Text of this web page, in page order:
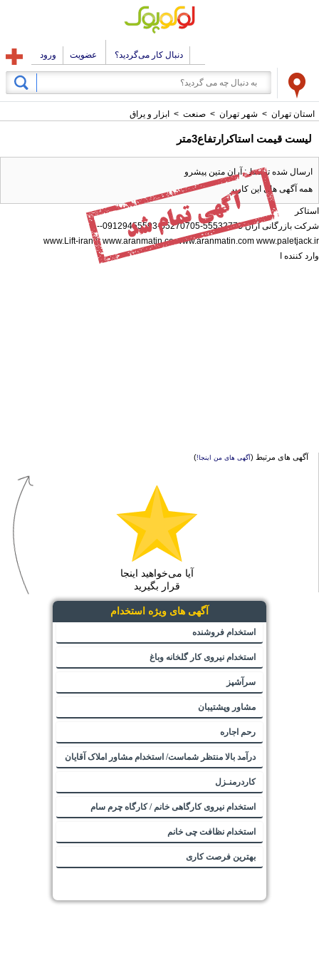
دنبال کار می‌گردید؟ عضویت ورود
استان تهران > شهر تهران > صنعت > ابزار و یراق
لیست قیمت استاکرارتفاع3متر
ارسال شده توسط : آران متین پیشرو
همه آگهی های این کاربر
استاکر
شرکت بازرگانی آران 55532773-55270705-09129455593--
www.Lift-iran.ir www.aranmatin.co www.aranmatin.com www.paletjack.ir
وارد کننده ا
آگهی های مرتبط (آگهی های من اینجا!)
آیا می‌خواهید اینجا
قرار بگیرید
آگهی های ویژه استخدام
استخدام فروشنده
استخدام نیروی کار گلخانه وباغ
سرآشپز
مشاور وپشتیبان
رحم اجاره
درآمد بالا منتظر شماست/ استخدام مشاور املاک آقایان
کاردرمنـزل
استخدام نیروی کارگاهی خانم / کارگاه چرم سام
استخدام نظافت چی خانم
بهترین فرصت کاری